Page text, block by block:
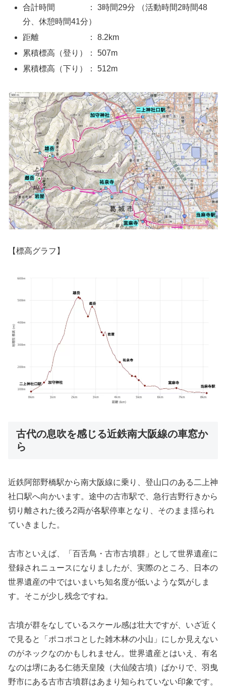
合計時間 ： 3時間29分 （活動時間2時間48
分、休憩時間41分）
距離 ： 8.2km
累積標高（登り）： 507m
累積標高（下り）： 512m
【標高グラフ】
古代の息吹を感じる近鉄南大阪線の車窓か
ら
近鉄阿部野橋駅から南大阪線に乗り、登山口のある二上神
社口駅へ向かいます。途中の古市駅で、急行吉野行きから
切り離された後ろ2両が各駅停車となり、そのまま揺られ
ていきました。
古市といえば、「百舌鳥・古市古墳群」として世界遺産に
登録されニュースになりましたが、実際のところ、日本の
世界遺産の中ではいまいち知名度が低いような気がしま
す。そこが少し残念ですね。
古墳が群をなしているスケール感は壮大ですが、いざ近く
で見ると「ポコポコとした雑木林の小山」にしか見えない
のがネックなのかもしれません。世界遺産とはいえ、有名
なのは堺にある仁徳天皇陵（大仙陵古墳）ばかりで、羽曳
野市にある古市古墳群はあまり知られていない印象です。